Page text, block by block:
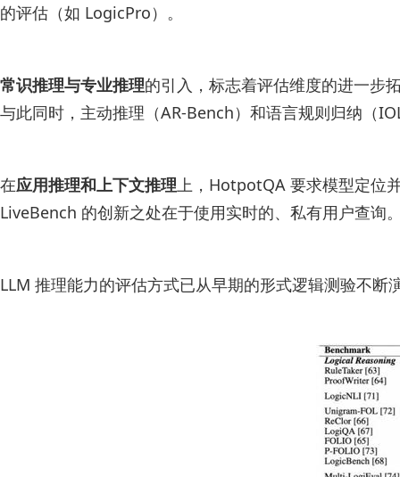
的评估（如 LogicPro）。
常识推理与专业推理的引入，标志着评估维度的进一步
与此同时，主动推理（AR-Bench）和语言规则归纳（
在应用推理和上下文推理上，HotpotQA 要求模型定位
LiveBench 的创新之处在于使用实时的、私有用户查询
LLM 推理能力的评估方式已从早期的形式逻辑测验不